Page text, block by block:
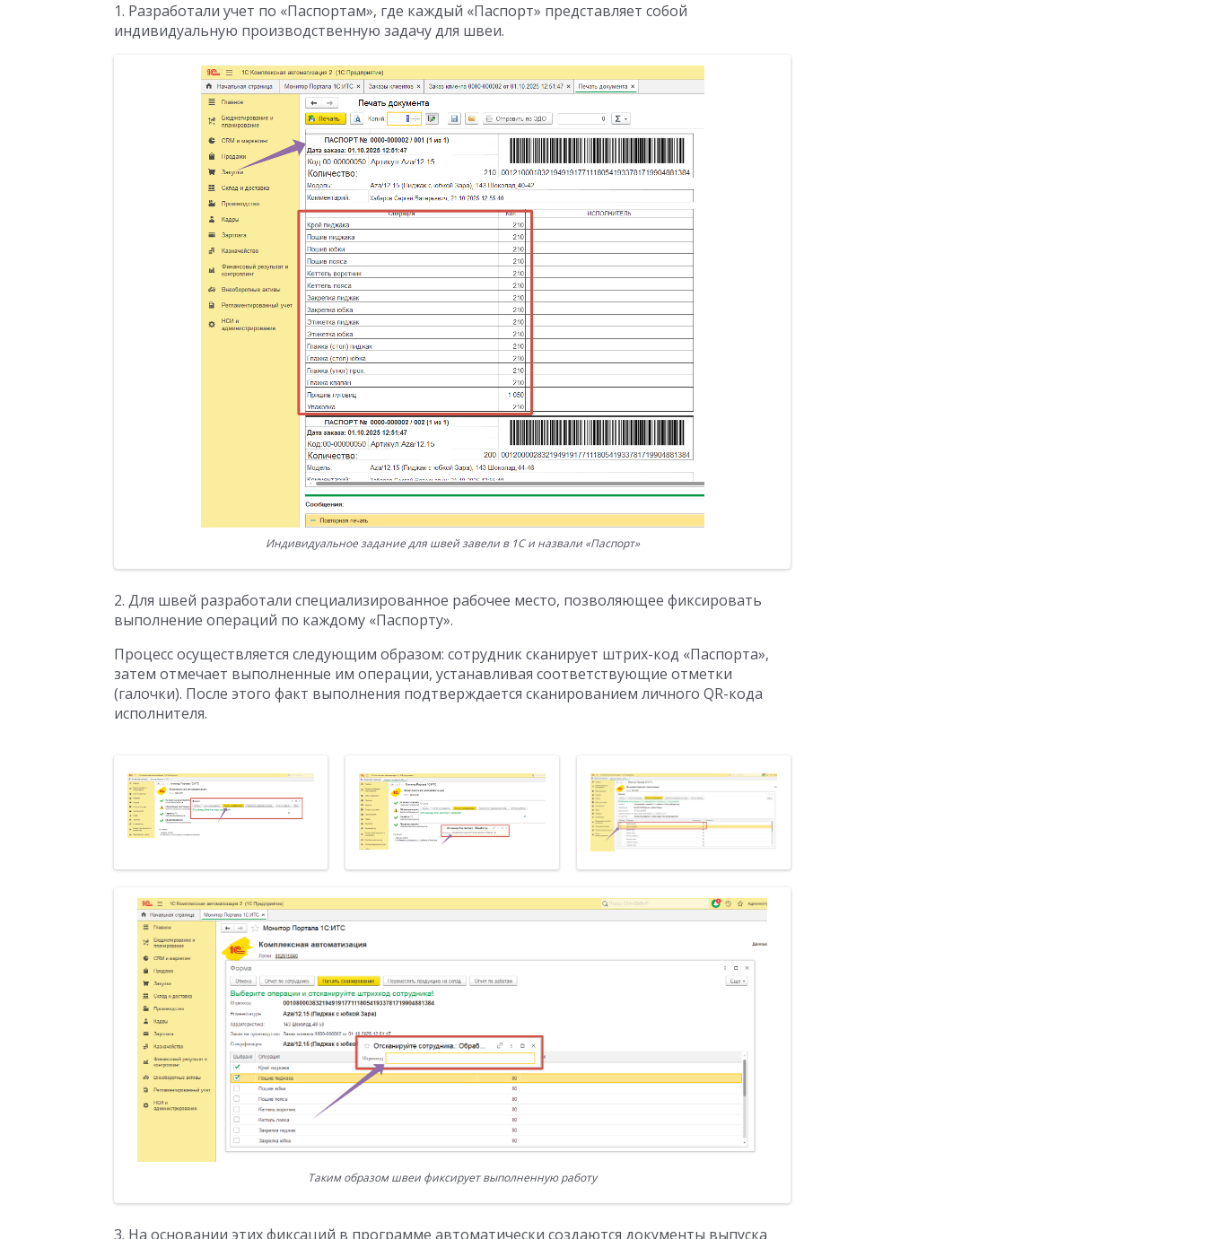
1. Разработали учет по «Паспортам», где каждый «Паспорт» представляет собой
индивидуальную производственную задачу для швеи.
Индивидуальное задание для швей завели в 1С и назвали «Паспорт»
2. Для швей разработали специализированное рабочее место, позволяющее фиксировать
выполнение операций по каждому «Паспорту».
Процесс осуществляется следующим образом: сотрудник сканирует штрих-код «Паспорта»,
затем отмечает выполненные им операции, устанавливая соответствующие отметки
(галочки). После этого факт выполнения подтверждается сканированием личного QR-кода
исполнителя.
Таким образом швеи фиксирует выполненную работу
3. На основании этих фиксаций в программе автоматически создаются документы выпуска